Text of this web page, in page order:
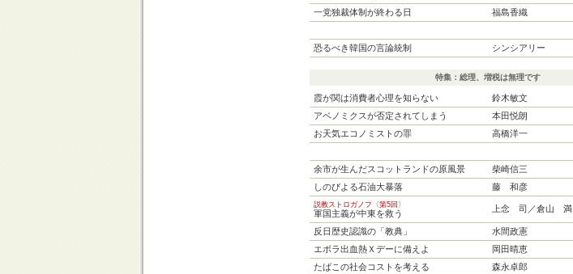
一党独裁体制が終わる日
福島香織
恐るべき韓国の言論統制 シンシアリー
特集：総理、増税は無理です
霞が関は消費者心理を知らない 鈴木敏文
アベノミクスが否定されてしまう
本田悦朗
お天気エコノミストの罪
高橋洋一
余市が生んだスコットランドの原風景 柴崎信三
しのびよる石油大暴落
藤 和彦
説教ストロガノフ〈第5回〉
軍国主義が中東を救う 上念 司／倉山 満
反日歴史認識の「教典」 水間政憲
エボラ出血熱Ｘデーに備えよ
岡田晴恵
たばこの社会コストを考える
森永卓郎